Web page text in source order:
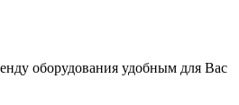
оборудования удобным для Вас